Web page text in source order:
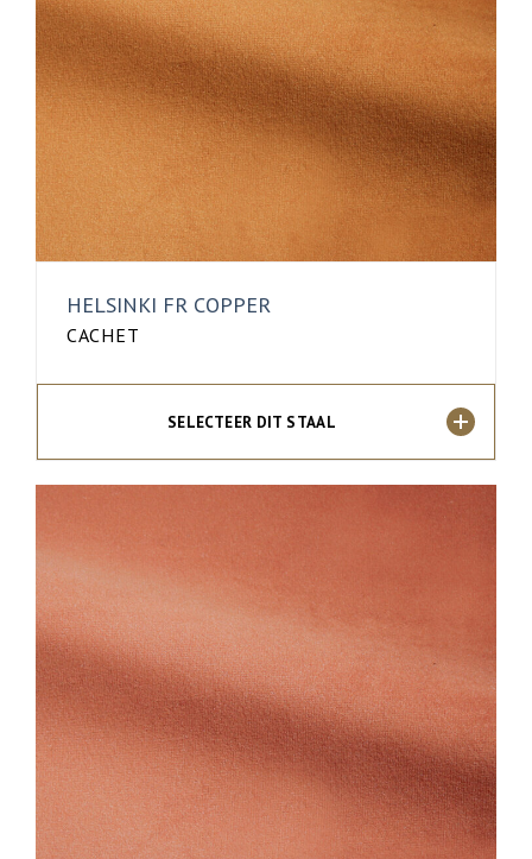
HELSINKI FR COPPER
CACHET
SELECTEER DIT STAAL